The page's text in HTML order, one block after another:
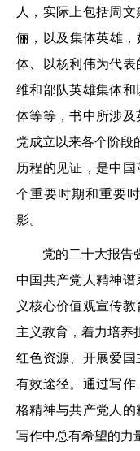
人，实际上包括周
俪，以及集体英雄
体、以杨利伟为代
维和部队英雄集体
体等等，书中所涉
党成立以来各个阶段
历程的见证，是中
个重要时期和重要
影。
党的二十大报告
中国共产党人精神
义核心价值观宣传
主义教育，着力培养
红色资源、开展爱
有效途径。通过写作
格精神与共产党人的
写作中总有希望的力